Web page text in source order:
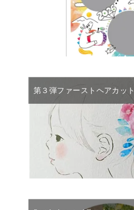
第３弾ファーストヘアカット